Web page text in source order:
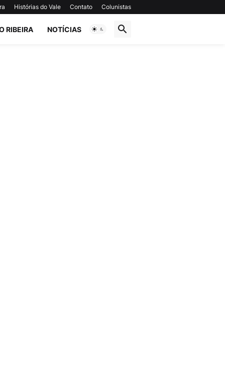
Histórias do Vale Contato Colunistas
RIBEIRA NOTÍCIAS